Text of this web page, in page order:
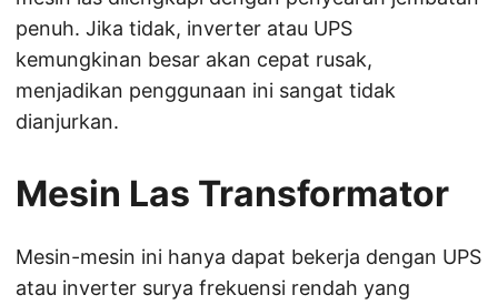
penuh. Jika tidak, inverter atau UPS
kemungkinan besar akan cepat rusak,
menjadikan penggunaan ini sangat tidak
dianjurkan.
Mesin Las Transformator
Mesin-mesin ini hanya dapat bekerja dengan UPS
atau inverter surya frekuensi rendah yang